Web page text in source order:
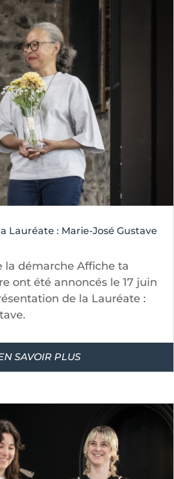
Lauréate : Marie-José Gustave
la démarche Affiche ta
ont été annoncés le 17 juin
de la Lauréate :
SAVOIR PLUS